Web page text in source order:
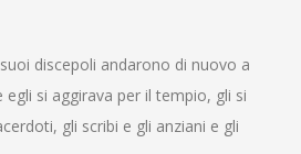
discepoli andarono di nuovo a
egli si aggirava per il tempio, gli si
gli scribi e gli anziani e gli